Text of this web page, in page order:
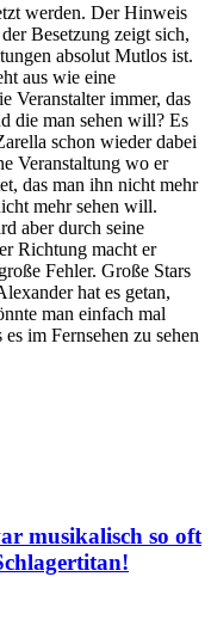
werden. Der Hinweis
Besetzung zeigt sich,
absolut Mutlos ist.
aus wie eine
Veranstalter immer, das
die man sehen will? Es
schon wieder dabei
Veranstaltung wo er
das man ihn nicht mehr
mehr sehen will.
aber durch seine
Richtung macht er
Fehler. Große Stars
hat es getan,
man einfach mal
im Fernsehen zu sehen
musikalisch so oft